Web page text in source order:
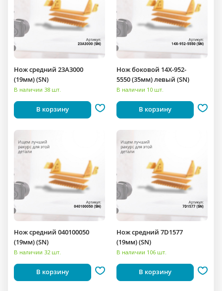
Нож средний 23A3000
(19мм) (SN)
В наличии 38 шт.
В корзину
Нож боковой 14X-952-
5550 (35мм) левый (SN)
В наличии 10 шт.
В корзину
Нож средний 040100050
(19мм) (SN)
В наличии 32 шт.
В корзину
Нож средний 7D1577
(19мм) (SN)
В наличии 106 шт.
В корзину